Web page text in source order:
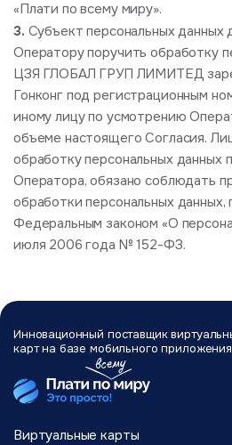
«Плати по всему миру».
3. Субъект персональных данных
Оператору поручить обработку
ЦЗЯ ГЛОБАЛ ГРУП ЛИМИТЕД
Гонконг под регистрационным
иному лицу по усмотрению
объеме настоящего Согласия.
обработку персональных данных
Оператора, обязано соблюдать
обработки персональных
Федеральным законом «О
июля 2006 года № 152-ФЗ.
Инновационный поставщик
карт на базе мобильного приложения
Виртуальные карты